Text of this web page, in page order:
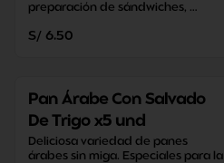
preparación de sándwiches,
S/ 6.50
Pan Árabe Con Salvado
De Trigo x5 und
Deliciosa variedad de panes
árabes sin miga. Especiales para la